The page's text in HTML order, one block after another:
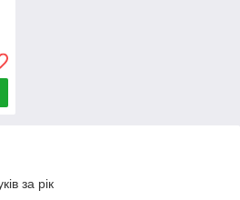
за рік